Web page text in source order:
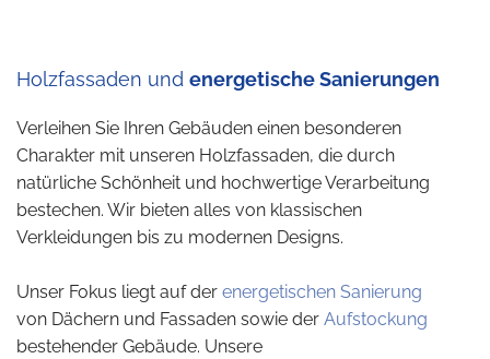
Holzfassaden und energetische Sanierungen
Verleihen Sie Ihren Gebäuden einen besonderen
Charakter mit unseren Holzfassaden, die durch
natürliche Schönheit und hochwertige Verarbeitung
bestechen. Wir bieten alles von klassischen
Verkleidungen bis zu modernen Designs.
Unser Fokus liegt auf der energetischen Sanierung
von Dächern und Fassaden sowie der Aufstockung
bestehender Gebäude. Unsere